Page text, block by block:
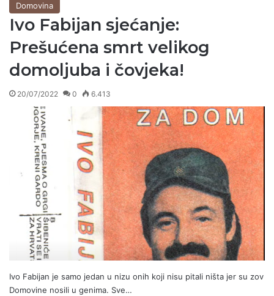
Domovina
Ivo Fabijan sjećanje:
Prešućena smrt velikog
domoljuba i čovjeka!
20/07/2022 0 6.413
Ivo Fabijan je samo jedan u nizu onih koji nisu pitali ništa jer su zov
Domovine nosili u genima. Sve…